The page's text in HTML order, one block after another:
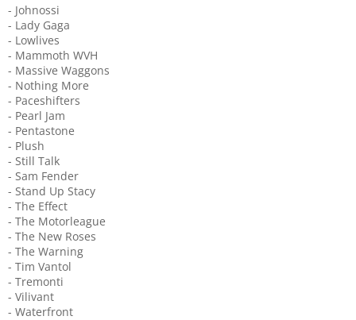
- Johnossi
- Lady Gaga
- Lowlives
- Mammoth WVH
- Massive Waggons
- Nothing More
- Paceshifters
- Pearl Jam
- Pentastone
- Plush
- Still Talk
- Sam Fender
- Stand Up Stacy
- The Effect
- The Motorleague
- The New Roses
- The Warning
- Tim Vantol
- Tremonti
- Vilivant
- Waterfront